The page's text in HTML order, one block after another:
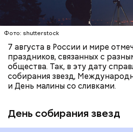
Фото: shutterstock
7 августа в России и мире
праздников, связанных с
общества. Так, в эту дату
собирания звезд,
и День малины со сливками.
День собирания звезд
чеснок;
лишним весом.